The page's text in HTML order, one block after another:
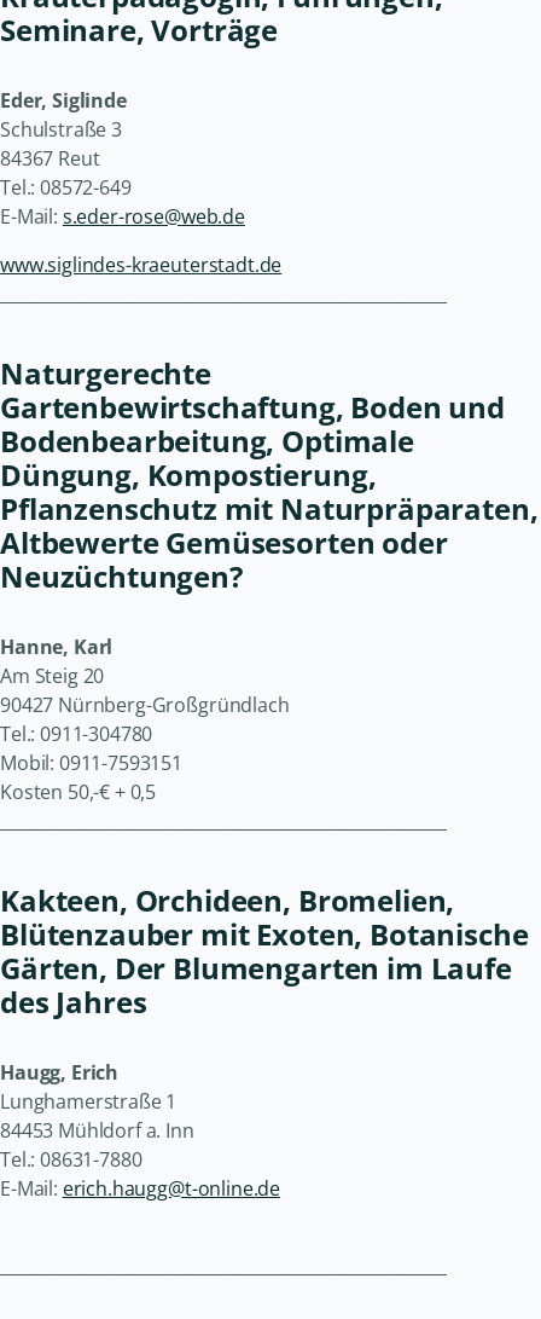
Seminare, Vorträge
Eder, Siglinde
Schulstraße 3
84367 Reut
Tel.: 08572-649
E-Mail: s.eder-rose@web.de
www.siglindes-kraeuterstadt.de
Naturgerechte
Gartenbewirtschaftung, Boden und
Bodenbearbeitung, Optimale
Düngung, Kompostierung,
Pflanzenschutz mit Naturpräparaten,
Altbewerte Gemüsesorten oder
Neuzüchtungen?
Hanne, Karl
Am Steig 20
90427 Nürnberg-Großgründlach
Tel.: 0911-304780
Mobil: 0911-7593151
Kosten 50,-€ + 0,5
Kakteen, Orchideen, Bromelien,
Blütenzauber mit Exoten, Botanische
Gärten, Der Blumengarten im Laufe
des Jahres
Haugg, Erich
Lunghamerstraße 1
84453 Mühldorf a. Inn
Tel.: 08631-7880
E-Mail: erich.haugg@t-online.de